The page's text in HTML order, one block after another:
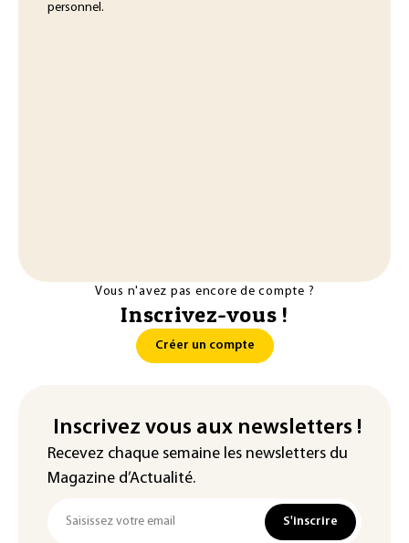
personnel.
Vous n'avez pas encore de compte ?
Inscrivez-vous !
Créer un compte
Inscrivez vous aux newsletters !
Recevez chaque semaine les newsletters du
Magazine d’Actualité.
S'inscrire